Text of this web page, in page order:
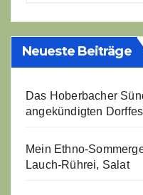
Neueste Beiträge
Das Hoberbacher
angekündigten
Mein Ethno-
Lauch-Rührei, Salat